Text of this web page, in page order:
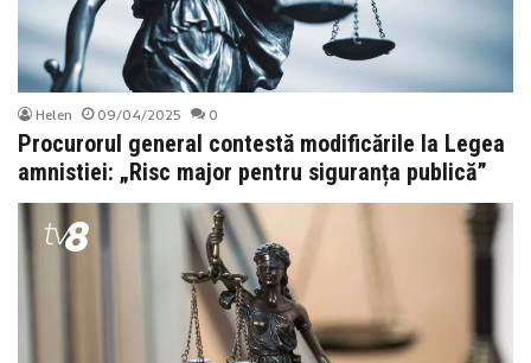
Helen 09/04/2025 0
Procurorul general contestă modificările la Legea
amnistiei: „Risc major pentru siguranța publică”